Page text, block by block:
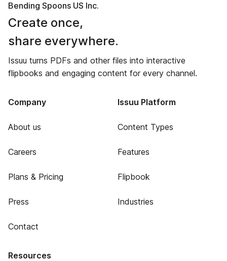
Bending Spoons US Inc.
Create once,
share everywhere.
Issuu turns PDFs and other files into interactive
flipbooks and engaging content for every channel.
Company
About us
Careers
Plans & Pricing
Press
Contact
Issuu Platform
Content Types
Features
Flipbook
Industries
Resources